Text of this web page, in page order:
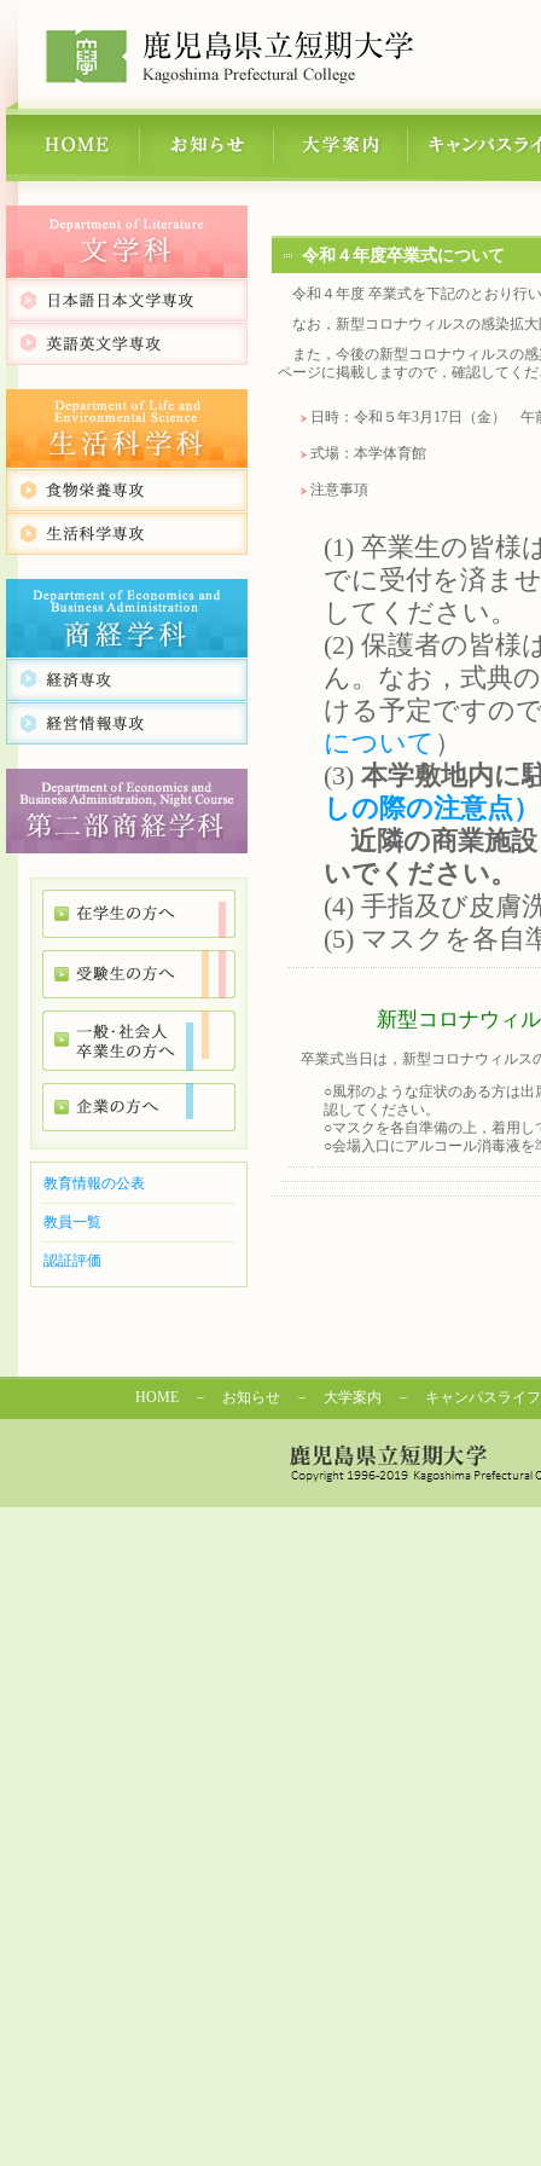
教育情報の公表
教員一覧
認証評価
令和４年度卒業式について
令和４年度 卒業式を下記のとおり行
なお，新型コロナウィルスの感染拡
また，今後の新型コロナウィルスの
ページに掲載しますので，確認してく
日時：令和５年3月17日（金） 午
式場：本学体育館
注意事項
(1) 卒業生の皆様
でに受付を済ま
してください。
(2) 保護者の皆様
ん。なお，式典
ける予定ですの
について ）
(3) 本学敷地内に
しの際の注意点）
近隣の商業施設
いでください
(4) 手指及び皮膚
(5) マスクを各自
新型コロナウィ
卒業式当日は，新型コロナウィルス
○風邪のような症状のある方は
認してください。
○マスクを各自準備の上，着用
○会場入口にアルコール消毒液
HOME － お知らせ － 大学案内 － キャンパスライフ